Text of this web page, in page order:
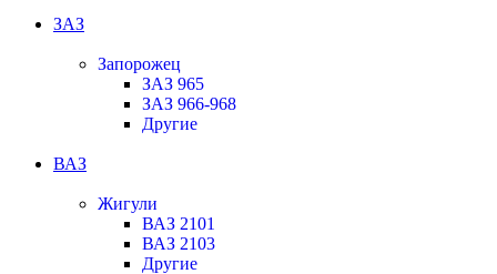
ЗАЗ
Запорожец
ЗАЗ 965
ЗАЗ 966-968
Другие
ВАЗ
Жигули
ВАЗ 2101
ВАЗ 2103
Другие